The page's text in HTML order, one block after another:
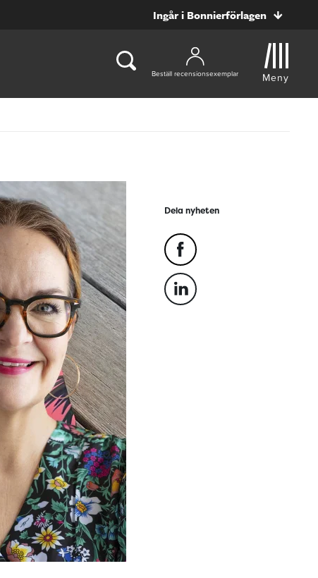
Ingår i Bonnierförlagen
Beställ recensionsexemplar Meny
Dela nyheten